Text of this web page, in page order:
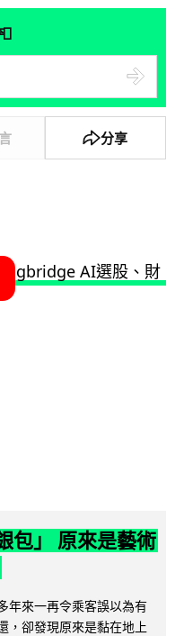
分享
包」 原來是藝術
年來一再令乘客誤以為有
，卻發現原來是黏在地上